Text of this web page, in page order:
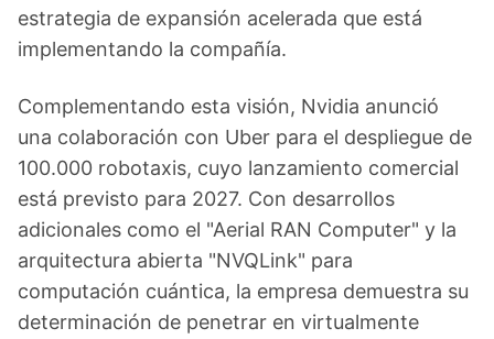
estrategia de expansión acelerada que está
implementando la compañía.
Complementando esta visión, Nvidia anunció
una colaboración con Uber para el despliegue de
100.000 robotaxis, cuyo lanzamiento comercial
está previsto para 2027. Con desarrollos
adicionales como el "Aerial RAN Computer" y la
arquitectura abierta "NVQLink" para
computación cuántica, la empresa demuestra su
determinación de penetrar en virtualmente